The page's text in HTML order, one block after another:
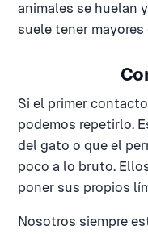
animales se huelan
suele tener
Si el primer
podemos repetirlo.
del gato o que el
poco a lo bruto.
poner sus propios
Nosotros siempre